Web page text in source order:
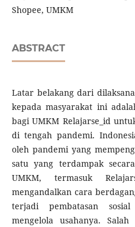
Shopee, UMKM
ABSTRACT
Latar belakang dari
kepada masyarakat ini
bagi UMKM Relajarse_id
di tengah pandemi.
oleh pandemi yang
satu yang terdampak
UMKM, termasuk
mengandalkan cara
terjadi pembatasan
mengelola usahanya.